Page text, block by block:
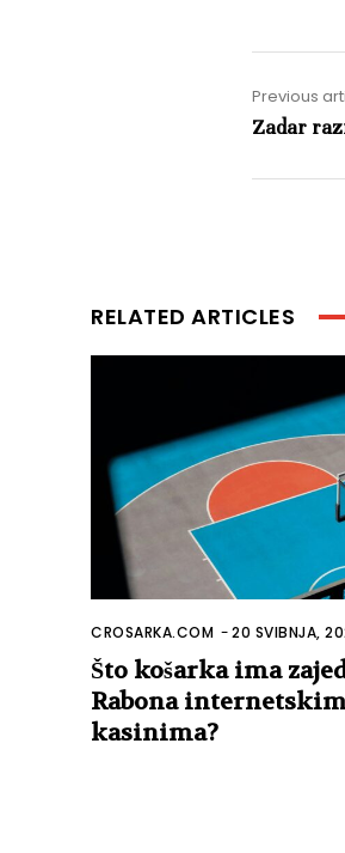
Previous
Zadar
RELATED ARTICLES
CROSARKA.COM -20 SVIBNJA,
Što košarka ima
Rabona
kasinima?